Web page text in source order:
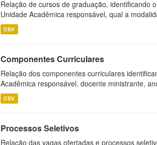
Relação de cursos de graduação, identificando
Unidade Acadêmica responsável, qual a
CSV
Componentes Curriculares
Relação dos componentes curriculares
Acadêmica responsável, docente ministrante,
CSV
Processos Seletivos
Relação das vagas ofertadas e processos